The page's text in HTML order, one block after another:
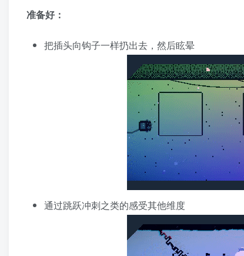
准备好：
把插头向钩子一样扔出去，然后眩晕
通过跳跃冲刺之类的感受其他维度